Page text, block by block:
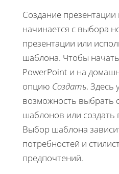
Создание
начинается с выбора
презентации или
шаблона. Чтобы
PowerPoint и на
опцию Создать. Здесь
возможность выбрать
шаблонов или создать
Выбор шаблона
потребностей и
предпочтений.